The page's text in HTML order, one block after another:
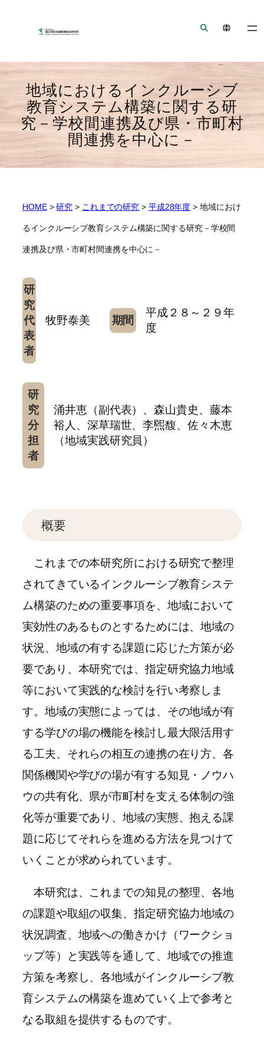
シ
ジ
ャ
ン
へ
ジ
へ
プ
地域におけるインクルーシブ
教育システム構築に関する研
究－学校間連携及び県・市町村
間連携を中心に－
HOME>研究 > これまでの研究 > 平成28年度 > 地域におけ
るインクルーシブ教育システム構築に関する研究－学校間
連携及び県・市町村間連携を中心に－
研
究
代
表
者
牧野泰美 期間
平成２８～２９年
度
研
究
分
担
者
涌井恵（副代表）、森山貴史、藤本
裕人、深草瑞世、李煕馥、佐々木恵
（地域実践研究員）
概要
これまでの本研究所における研究で整理
されてきているインクルーシブ教育システ
ム構築のための重要事項を、地域において
実効性のあるものとするためには、地域の
状況、地域の有する課題に応じた方策が必
要であり、本研究では、指定研究協力地域
等において実践的な検討を行い考察しま
す。地域の実態によっては、その地域が有
する学びの場の機能を検討し最大限活用す
る工夫、それらの相互の連携の在り方、各
関係機関や学びの場が有する知見・ノウハ
ウの共有化、県が市町村を支える体制の強
化等が重要であり、地域の実態、抱える課
題に応じてそれらを進める方法を見つけて
いくことが求められています。
本研究は、これまでの知見の整理、各地
の課題や取組の収集、指定研究協力地域の
状況調査、地域への働きかけ（ワークショ
ップ等）と実践等を通して、地域での推進
方策を考察し、各地域がインクルーシブ教
育システムの構築を進めていく上で参考と
なる取組を提供するものです。